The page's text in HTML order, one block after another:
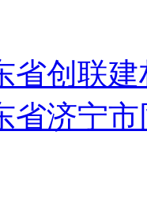
省创联
省济宁